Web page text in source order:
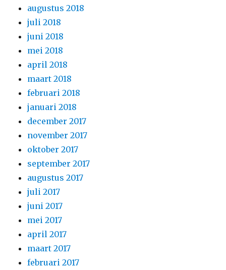
augustus 2018
juli 2018
juni 2018
mei 2018
april 2018
maart 2018
februari 2018
januari 2018
december 2017
november 2017
oktober 2017
september 2017
augustus 2017
juli 2017
juni 2017
mei 2017
april 2017
maart 2017
februari 2017